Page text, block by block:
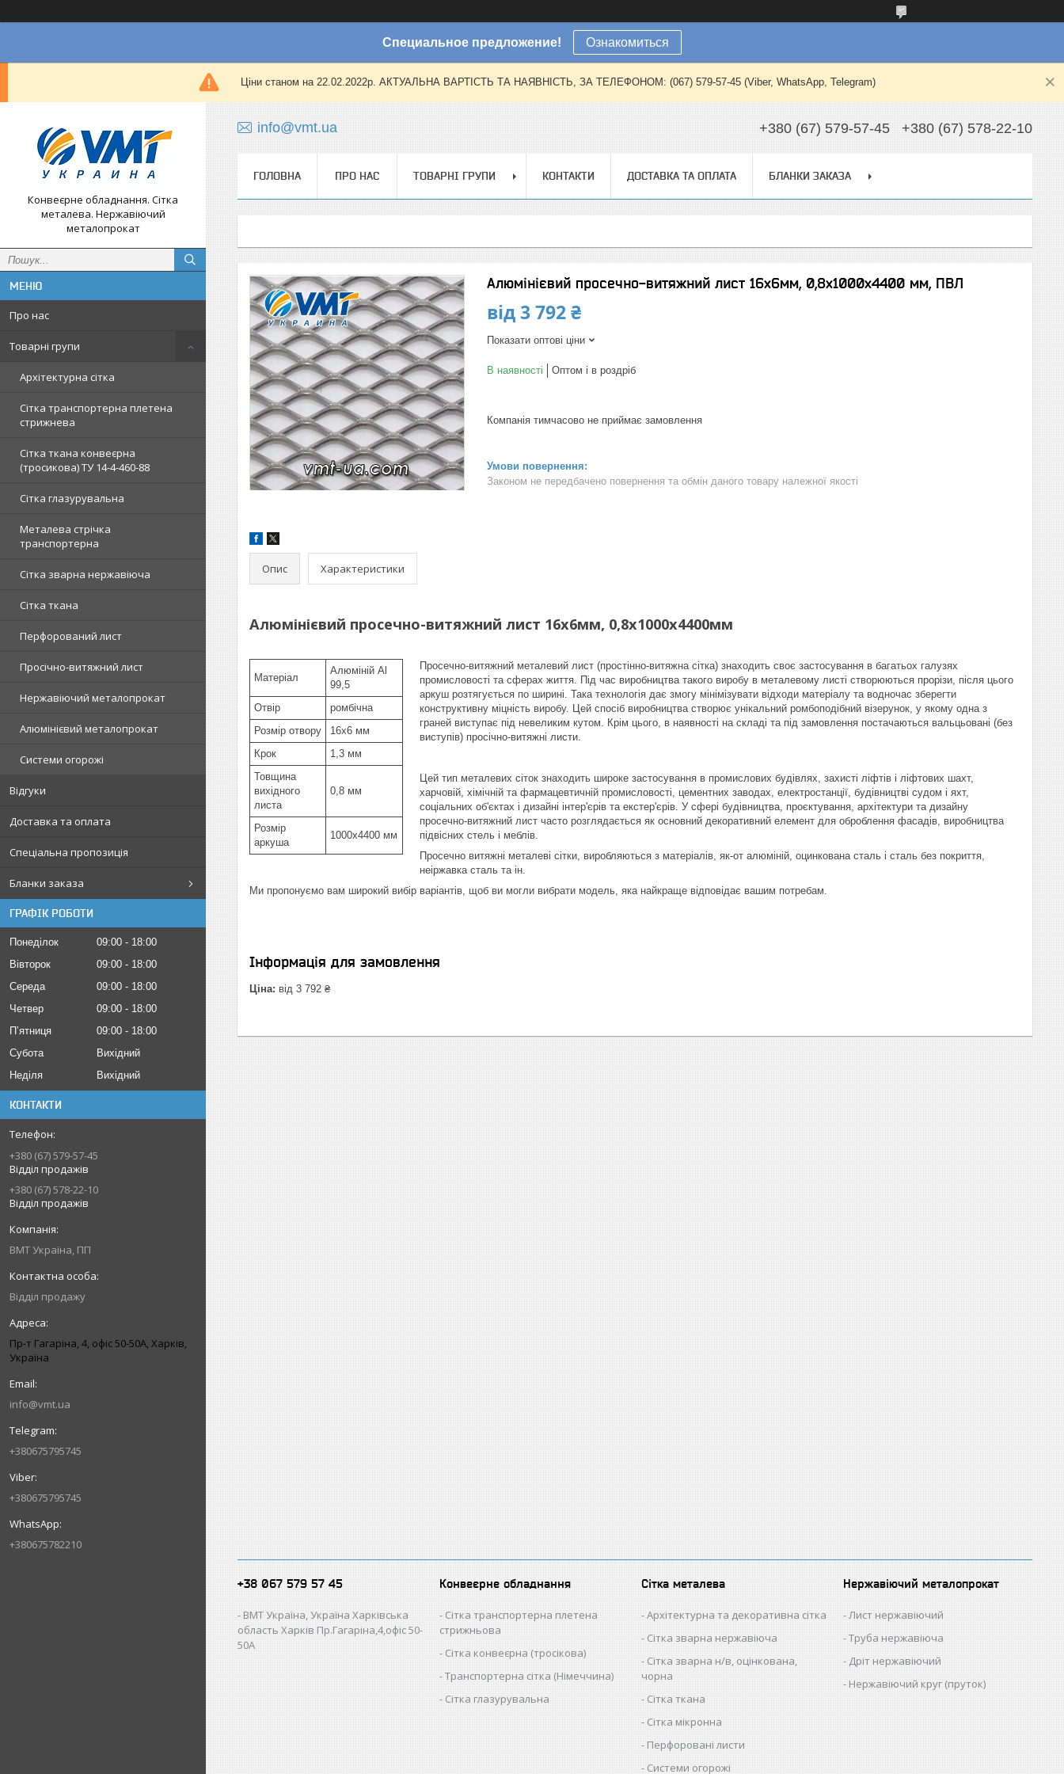
Специальное предложение! Ознакомиться
Ціни станом на 22.02.2022р. АКТУАЛЬНА ВАРТІСТЬ ТА НАЯВНІСТЬ, ЗА ТЕЛЕФОНОМ: (067) 579-57-45 (Viber, WhatsApp, Telegram)
Конвеєрне обладнання. Сітка
металева. Нержавіючий
металопрокат
Про нас
Товарні групи
Архітектурна сітка
Сітка транспортерна плетена
стрижнева
Сітка ткана конвеєрна
(тросикова) ТУ 14-4-460-88
Сітка глазурувальна
Металева стрічка
транспортерна
Сітка зварна нержавіюча
Сітка ткана
Перфорований лист
Просічно-витяжний лист
Нержавіючий металопрокат
Алюмінієвий металопрокат
Системи огорожі
Відгуки
Доставка та оплата
Спеціальна пропозиція
Бланки заказа
ГРАФІК РОБОТИ
Понеділок 09:00
18:00
Вівторок
09:00
18:00
Середа
09:00
18:00
Четвер
09:00
18:00
Пʼятниця
09:00
18:00
Субота
Вихідний
Неділя
Вихідний
КОНТАКТИ
+380 (67) 579-57-45
Відділ продажів
+380 (67) 578-22-10
Відділ продажів
ВМТ Україна, ПП
Відділ продажу
Пр-т Гагаріна, 4, офіс 50-50A, Харків,
Україна
info@vmt.ua
+380675795745
+380675795745
+380675782210
info@vmt.ua +380 (67) 579-57-45 +380 (67) 578-22-10
ГОЛОВНА ПРО НАС ТОВАРНІ ГРУПИ КОНТАКТИ ДОСТАВКА ТА ОПЛАТА БЛАНКИ ЗАКАЗА
Алюмінієвий просечно-витяжний лист 16х6мм, 0,8х1000x4400 мм, ПВЛ
від3 792 ₴
Показати оптові ціни
В наявності Оптом і в роздріб
Компанія тимчасово не приймає замовлення
Законом не передбачено повернення та обмін даного товару належної якості
Опис Характеристики
Алюмінієвий просечно-витяжний лист 16х6мм, 0,8х1000x4400мм
Матеріал
Алюміній Al
99,5
Отвір
ромбічна
Розмір отвору
16х6 мм
Крок
1,3 мм
Товщина
вихідного
листа
0,8 мм
Розмір
аркуша
1000х4400 мм
Просечно-витяжний металевий лист (простінно-витяжна сітка) знаходить своє застосування в багатьох галузях
промисловості та сферах життя. Під час виробництва такого виробу в металевому листі створюються прорізи, після цього
аркуш розтягується по ширині. Така технологія дає змогу мінімізувати відходи матеріалу та водночас зберегти
конструктивну міцність виробу. Цей спосіб виробництва створює унікальний ромбоподібний візерунок, у якому одна з
граней виступає під невеликим кутом. Крім цього, в наявності на складі та під замовлення постачаються вальцьовані (без
виступів) просічно-витяжні листи.
Цей тип металевих сіток знаходить широке застосування в промислових будівлях, захисті ліфтів і ліфтових шахт,
харчовій, хімічній та фармацевтичній промисловості, цементних заводах, електростанції, будівництві судом і яхт,
соціальних об'єктах і дизайні інтер'єрів та екстер'єрів. У сфері будівництва, проєктування, архітектури та дизайну
просечно-витяжний лист часто розглядається як основний декоративний елемент для оброблення фасадів, виробництва
підвісних стель і меблів.
Просечно витяжні металеві сітки, виробляються з матеріалів, як-от алюміній, оцинкована сталь і сталь без покриття,
неіржавка сталь та ін.
Ми пропонуємо вам широкий вибір варіантів, щоб ви могли вибрати модель, яка найкраще відповідає вашим потребам.
Інформація для замовлення
Ціна: від 3 792 ₴
+38 067 579 57 45
ВМТ Україна, Україна Харківська
область Харків Пр.Гагаріна,4,офіс 50-
50А
Конвеєрне обладнання
Сітка транспортерна плетена
стрижньова
Сітка конвеєрна (тросікова)
Транспортерна сітка (Німеччина)
Сітка глазурувальна
Сітка металева
Архітектурна та декоративна сітка
Сітка зварна нержавіюча
Сітка зварна н/в, оцінкована,
чорна
Сітка ткана
Сітка мікронна
Перфоровані листи
Системи огорожі
Нержавіючий металопрокат
Лист нержавіючий
Труба нержавіюча
Дріт нержавіючий
Нержавіючий круг (пруток)